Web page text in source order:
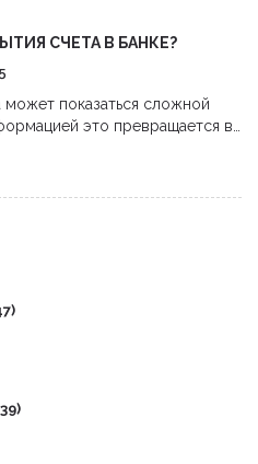
СЧЕТА В БАНКЕ?
может показаться сложной
это превращается в